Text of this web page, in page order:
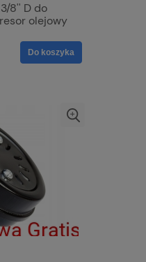
3/8'' D do
olejowy
Do koszyka